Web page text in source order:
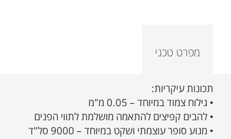
מפרט טכני
תכונות עיקריות:
• גילוח צמוד במיוחד – 0.05 מ"מ
• להבים קפיצים להתאמה מושלמת לתווי הפנים
• מנוע סופר עוצמתי ושקט במיוחד – 9000 סל"ד